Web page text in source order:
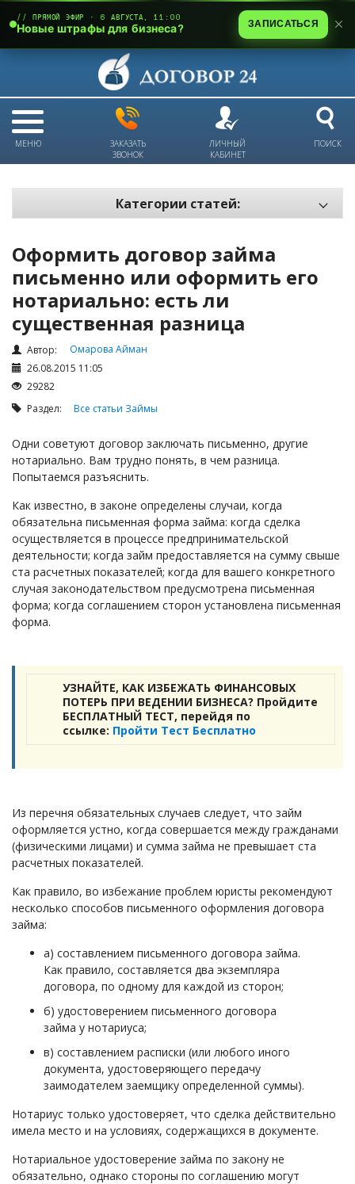
МЕНЮ
ЗАКАЗАТЬ
ЗВОНОК
ЛИЧНЫЙ
КАБИНЕТ
ПОИСК
Категории статей:
Электронный документооборот и цифровая подпись
Трудовые отношения
Техника безопасности и охрана труда
Изменения в законодательстве РК
Займы
Сбор долгов
Регистрация ТОО
Интернет и право
Корпоративные отношения
Государственные закупки
Заключение, изменение и расторжение договоров
Налоги и налогообложение
Новости сервиса
Архив
Оформить договор займа
письменно или оформить его
нотариально: есть ли
существенная разница
Автор:
Омарова Айман
26.08.2015 11:05
29282
Раздел: Все статьи Займы
Одни советуют договор заключать письменно, другие
нотариально. Вам трудно понять, в чем разница.
Попытаемся разъяснить.
Как известно, в законе определены случаи, когда
обязательна письменная форма займа: когда сделка
осуществляется в процессе предпринимательской
деятельности; когда займ предоставляется на сумму свыше
ста расчетных показателей; когда для вашего конкретного
случая законодательством предусмотрена письменная
форма; когда соглашением сторон установлена письменная
форма.
УЗНАЙТЕ, КАК ИЗБЕЖАТЬ ФИНАНСОВЫХ
ПОТЕРЬ ПРИ ВЕДЕНИИ БИЗНЕСА? Пройдите
БЕСПЛАТНЫЙ ТЕСТ, перейдя по
ссылке: Пройти Тест Бесплатно
Из перечня обязательных случаев следует, что займ
оформляется устно, когда совершается между гражданами
(физическими лицами) и сумма займа не превышает ста
расчетных показателей.
Как правило, во избежание проблем юристы рекомендуют
несколько способов письменного оформления договора
займа:
а) составлением письменного договора займа.
Как правило, составляется два экземпляра
договора, по одному для каждой из сторон;
б) удостоверением письменного договора
займа у нотариуса;
в) составлением расписки (или любого иного
документа, удостоверяющего передачу
заимодателем заемщику определенной суммы).
Нотариус только удостоверяет, что сделка действительно
имела место и на условиях, содержащихся в документе.
Нотариальное удостоверение займа по закону не
обязательно, однако стороны по соглашению могут
// ПРЯМОЙ ЭФИР · 6 АВГУСТА, 11:00
Новые штрафы для бизнеса? ЗАПИСАТЬСЯ